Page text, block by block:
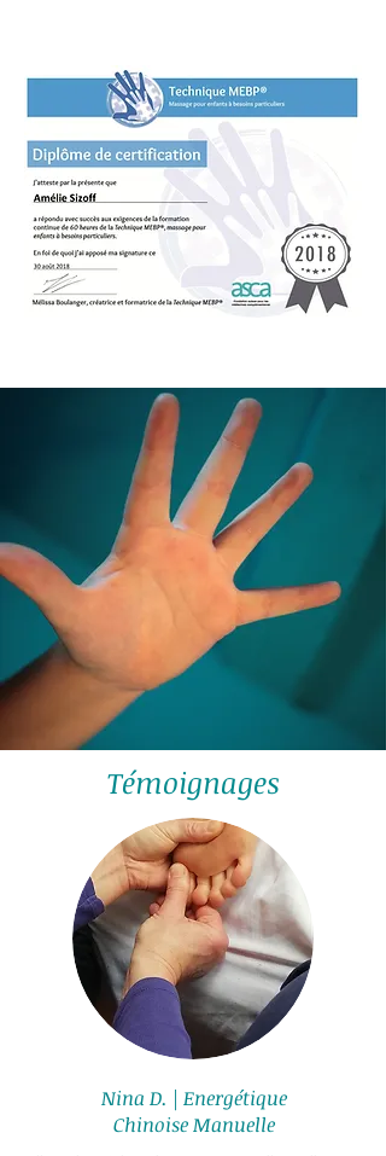
Témoignages
Nina D. | Energétique
Chinoise Manuelle